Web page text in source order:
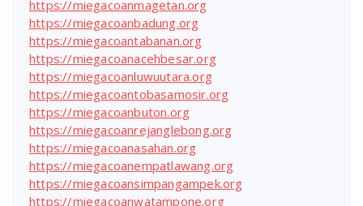
https://miegacoanmagetan.org
https://miegacoanbadung.org
https://miegacoantabanan.org
https://miegacoanacehbesar.org
https://miegacoanluwuutara.org
https://miegacoantobasamosir.org
https://miegacoanbuton.org
https://miegacoanrejanglebong.org
https://miegacoanasahan.org
https://miegacoanempatlawang.org
https://miegacoansimpangampek.org
https://miegacoanwatampone.org